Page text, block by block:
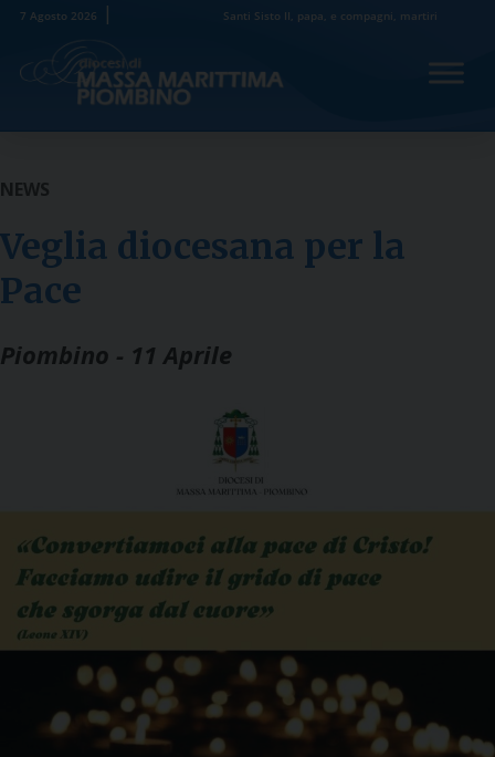
Skip
content
7 Agosto 2026 Santi Sisto II, papa, e compagni, martiri
NEWS
Veglia diocesana per la
Pace
Piombino - 11 Aprile